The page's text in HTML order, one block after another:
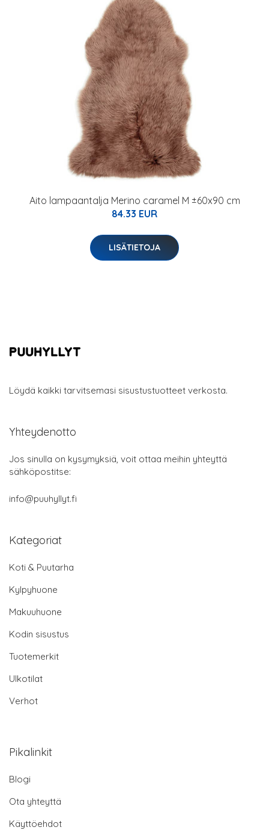
Aito lampaantalja Merino caramel M ±60x90 cm
84.33 EUR
LISÄTIETOJA
Löydä kaikki tarvitsemasi sisustustuotteet verkosta.
Yhteydenotto
Jos sinulla on kysymyksiä, voit ottaa meihin yhteyttä
sähköpostitse:
info@puuhyllyt.fi
Kategoriat
Koti & Puutarha
Kylpyhuone
Makuuhuone
Kodin sisustus
Tuotemerkit
Ulkotilat
Verhot
Pikalinkit
Blogi
Ota yhteyttä
Käyttöehdot